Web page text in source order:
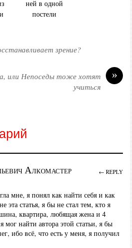
ней в одной
постели
зрение?
»
или Непоседы тоже хотят
учиться
Алкомастер
мне, я понял как найти себя и как
эта статья, я бы не стал тем, кто я
квартира, любящая жена и 4
найти автора этой статьи, я бы
ибо всё, что есть у меня, я получил
← REPLY